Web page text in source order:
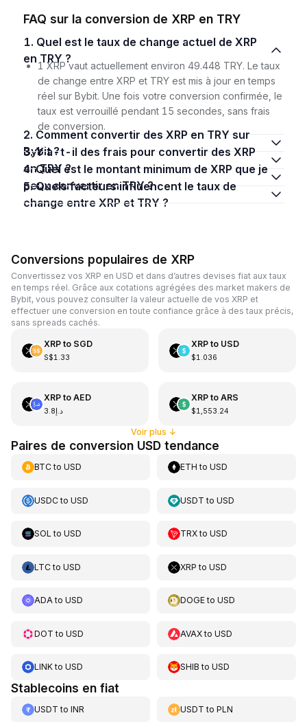
FAQ sur la conversion de XRP en TRY
1. Quel est le taux de change actuel de XRP
en TRY ?
1 XRP vaut actuellement environ 49.448 TRY. Le taux
de change entre XRP et TRY est mis à jour en temps
réel sur Bybit. Une fois votre conversion confirmée, le
taux est verrouillé pendant 15 secondes, sans frais
de conversion.
2. Comment convertir des XRP en TRY sur
Bybit ?
3. Y a-t-il des frais pour convertir des XRP
en TRY ?
4. Quel est le montant minimum de XRP que je
peux convertir en TRY ?
5. Quels facteurs influencent le taux de
change entre XRP et TRY ?
Conversions populaires de XRP
Convertissez vos XRP en USD et dans d’autres devises fiat aux taux
en temps réel. Grâce aux cotations agrégées des market makers de
Bybit, vous pouvez consulter la valeur actuelle de vos XRP et
effectuer une conversion en toute confiance grâce à des taux précis,
sans spreads cachés.
XRPto SGD
S$1.33
XRPto USD
$1.036
XRPto AED
د.إ3.8
XRPto ARS
$1,553.24
Voir plus ↓
Paires de conversion USD tendance
BTCto USD ETH toUSD
USDCto USD USDT toUSD
SOL to USD TRXtoUSD
LTCto USD XRP toUSD
ADAto USD DOGEtoUSD
DOT to USD AVAXtoUSD
LINKto USD SHIB toUSD
Stablecoins en fiat
USDT to INR USDT toPLN